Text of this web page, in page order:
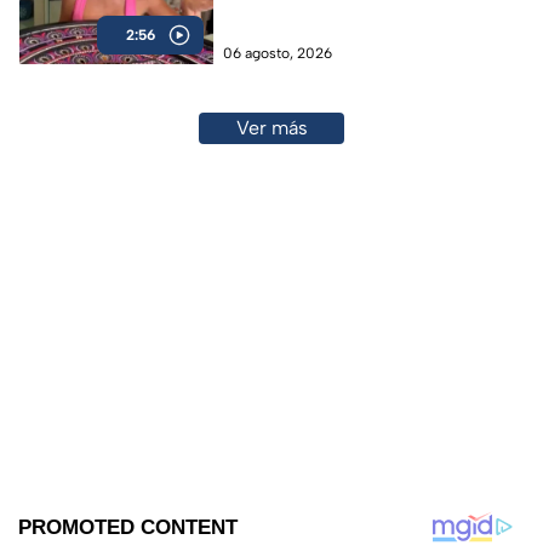
2:56
06 agosto, 2026
Ver más